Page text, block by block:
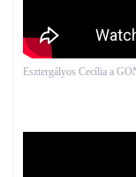
Esztergályos Cecília a